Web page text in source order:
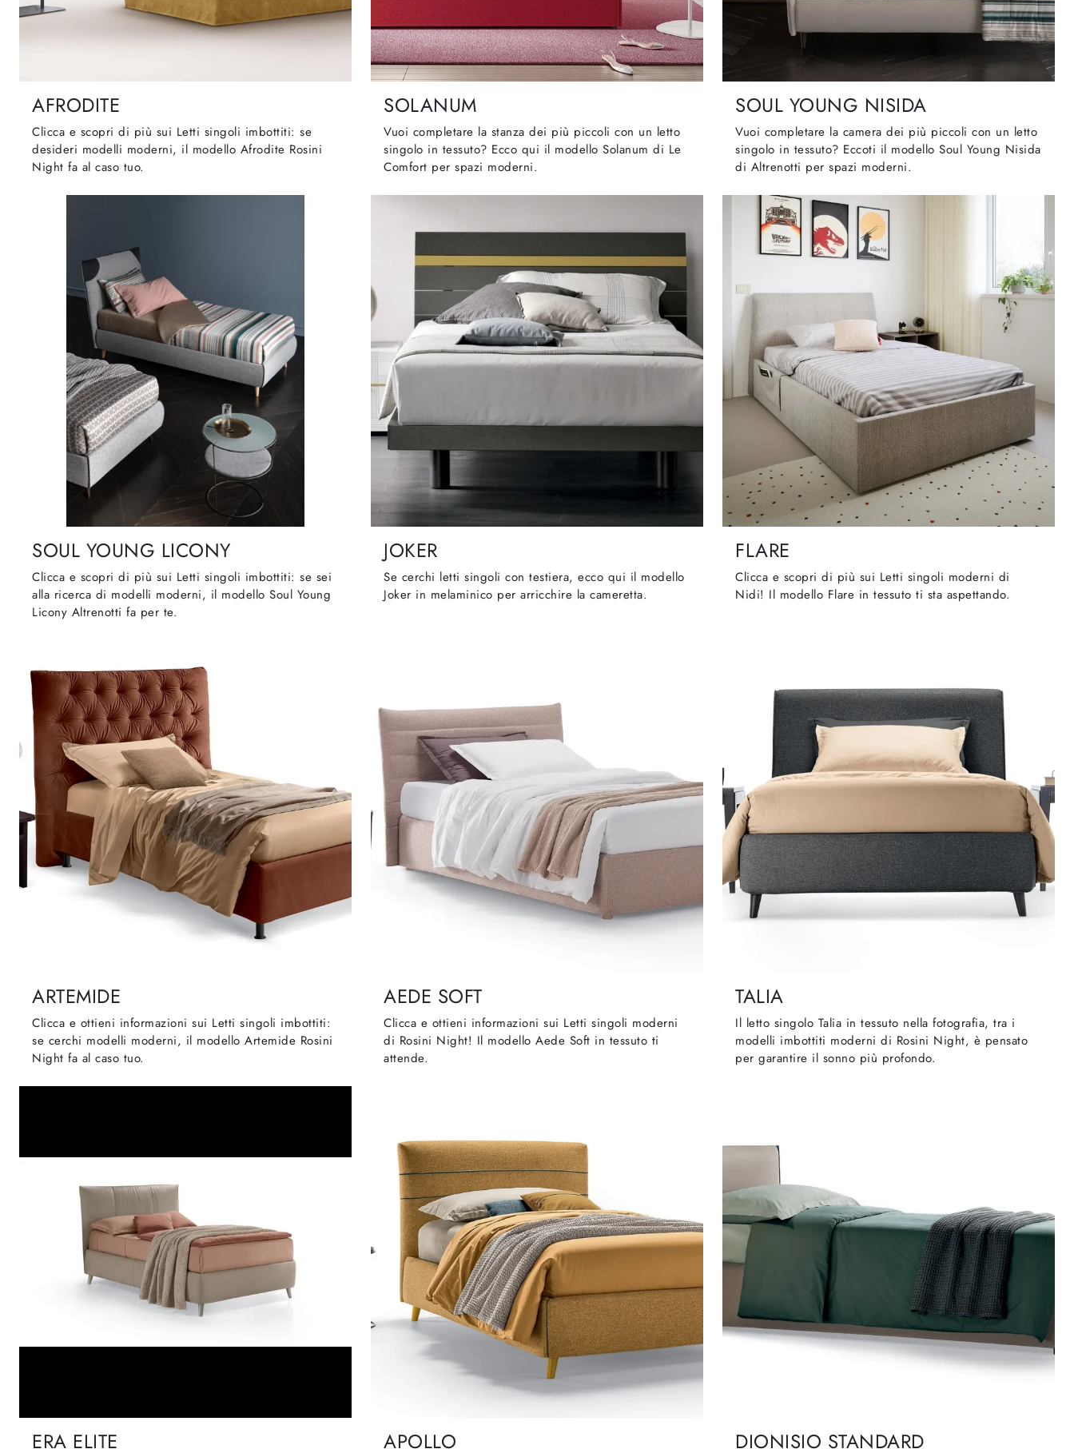
AFRODITE
Clicca e scopri di più sui Letti singoli imbottiti: se
desideri modelli moderni, il modello Afrodite Rosini
Night fa al caso tuo.
SOLANUM
Vuoi completare la stanza dei più piccoli con un letto
singolo in tessuto? Ecco qui il modello Solanum di Le
Comfort per spazi moderni.
SOUL YOUNG NISIDA
Vuoi completare la camera dei più piccoli con un letto
singolo in tessuto? Eccoti il modello Soul Young Nisida
di Altrenotti per spazi moderni.
SOUL YOUNG LICONY
Clicca e scopri di più sui Letti singoli imbottiti: se sei
alla ricerca di modelli moderni, il modello Soul Young
Licony Altrenotti fa per te.
JOKER
Se cerchi letti singoli con testiera, ecco qui il modello
Joker in melaminico per arricchire la cameretta.
FLARE
Clicca e scopri di più sui Letti singoli moderni di
Nidi! Il modello Flare in tessuto ti sta aspettando.
ARTEMIDE
Clicca e ottieni informazioni sui Letti singoli imbottiti:
se cerchi modelli moderni, il modello Artemide Rosini
Night fa al caso tuo.
AEDE SOFT
Clicca e ottieni informazioni sui Letti singoli moderni
di Rosini Night! Il modello Aede Soft in tessuto ti
attende.
TALIA
Il letto singolo Talia in tessuto nella fotografia, tra i
modelli imbottiti moderni di Rosini Night, è pensato
per garantire il sonno più profondo.
ERA ELITE APOLLO DIONISIO STANDARD